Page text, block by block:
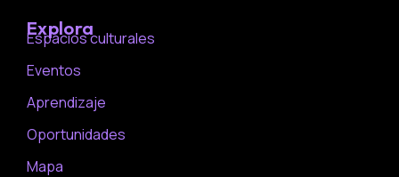
Explora
Espacios culturales
Eventos
Aprendizaje
Oportunidades
Mapa